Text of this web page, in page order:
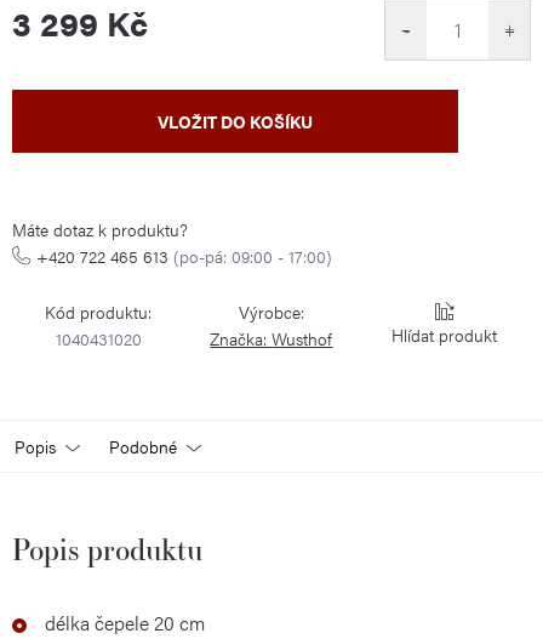
3 299 Kč +
−
VLOŽIT DO KOŠÍKU
Máte dotaz k produktu?
+420 722 465 613 (po-pá: 09:00 - 17:00)
Kód produktu:
1040431020
Výrobce:
Značka:Wusthof Hlídat
Popis Podobné
Popis produktu
délka čepele 20 cm